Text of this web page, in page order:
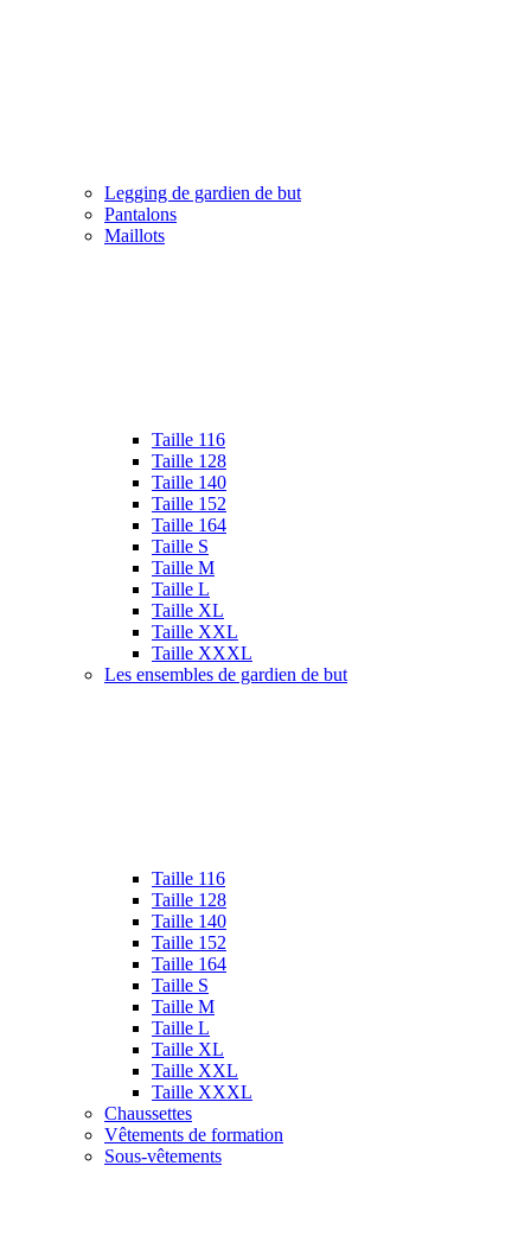
Legging de gardien de but
Pantalons
Maillots
Taille 116
Taille 128
Taille 140
Taille 152
Taille 164
Taille S
Taille M
Taille L
Taille XL
Taille XXL
Taille XXXL
Les ensembles de gardien de but
Taille 116
Taille 128
Taille 140
Taille 152
Taille 164
Taille S
Taille M
Taille L
Taille XL
Taille XXL
Taille XXXL
Chaussettes
Vêtements de formation
Sous-vêtements